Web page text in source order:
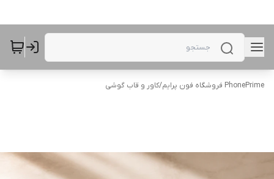
PhonePrime فروشگاه فون پرایم /کاور و قاب گوشی